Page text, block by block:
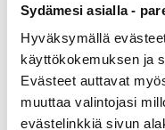
Sydämesi asialla -
Hyväksymällä
käyttökokemuksen ja
Evästeet auttavat
muuttaa valintojasi
evästelinkkiä sivun
lääkehaittoja tai
verenpainetta, joten
mmHg.
Myös perussairaus
Sepelvaltimotautia